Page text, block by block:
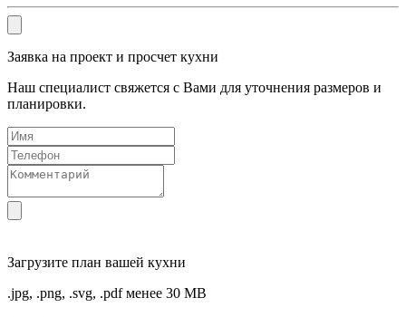
Заявка на проект и просчет кухни
Наш специалист свяжется с Вами для уточнения размеров и
планировки.
Загрузите план вашей кухни
.jpg, .png, .svg, .pdf менее 30 MB